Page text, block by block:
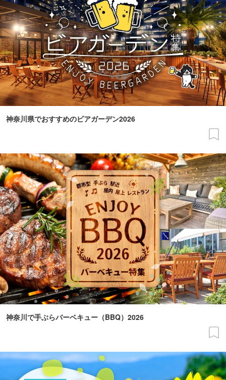
神奈川県でおすすめのビアガーデン2026
神奈川で手ぶらバーベキュー（BBQ）2026